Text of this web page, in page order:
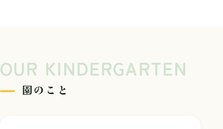
OUR KINDERGARTEN
園のこと